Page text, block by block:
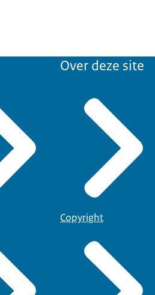
Over deze site
Copyright